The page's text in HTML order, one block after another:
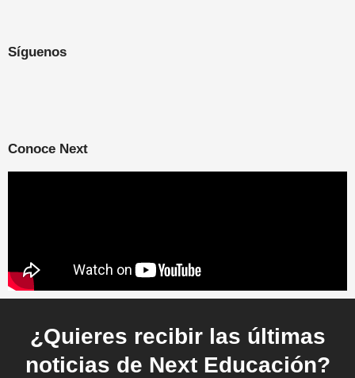
Síguenos
Conoce Next
¿Quieres recibir las últimas
noticias de Next Educación?